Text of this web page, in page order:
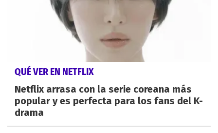
QUÉ VER EN NETFLIX
Netflix arrasa con la serie coreana más
popular y es perfecta para los fans del K-
drama